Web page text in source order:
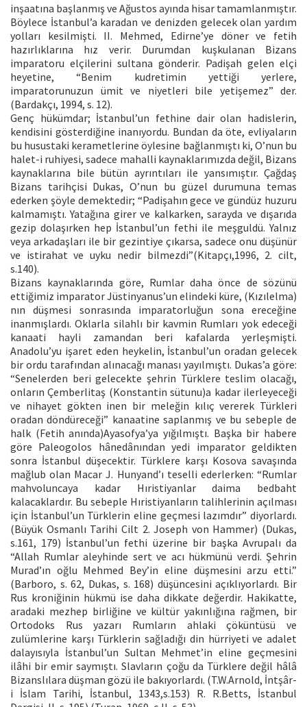
inşaatına başlanmış ve Ağustos ayında hisar tamamlanmıştır.
Böylece İstanbul’a karadan ve denizden gelecek olan yardım
yolları kesilmişti. II. Mehmed, Edirne’ye döner ve fetih
hazırlıklarına hız verir. Durumdan kuşkulanan Bizans
imparatoru elçilerini sultana gönderir. Padişah gelen elçi
heyetine, “Benim kudretimin yettiği yerlere,
imparatorunuzun ümit ve niyetleri bile yetişemez” der.
(Bardakçı, 1994, s. 12).
Genç hükümdar; İstanbul’un fethine dair olan hadislerin,
kendisini gösterdiğine inanıyordu. Bundan da öte, evliyaların
bu husustaki kerametlerine öylesine bağlanmıştı ki, O’nun bu
halet-i ruhiyesi, sadece mahalli kaynaklarımızda değil, Bizans
kaynaklarına bile bütün ayrıntıları ile yansımıştır. Çağdaş
Bizans tarihçisi Dukas, O’nun bu güzel durumuna temas
ederken şöyle demektedir; “Padişahın gece ve gündüz huzuru
kalmamıştı. Yatağına girer ve kalkarken, sarayda ve dışarıda
gezip dolaşırken hep İstanbul’un fethi ile meşguldü. Yalnız
veya arkadaşları ile bir gezintiye çıkarsa, sadece onu düşünür
ve istirahat ve uyku nedir bilmezdi”(Kitapçı,1996, 2. cilt,
s.140).
Bizans kaynaklarında göre, Rumlar daha önce de sözünü
ettiğimiz imparator Jüstinyanus’un elindeki küre, (Kızılelma)
nın düşmesi sonrasında imparatorluğun sona ereceğine
inanmışlardı. Oklarla silahlı bir kavmin Rumları yok edeceği
kanaati hayli zamandan beri kafalarda yerleşmişti.
Anadolu’yu işaret eden heykelin, İstanbul’un oradan gelecek
bir ordu tarafından alınacağı manası yayılmıştı. Dukas’a göre:
“Senelerden beri gelecekte şehrin Türklere teslim olacağı,
onların Çemberlitaş (Konstantin sütunu)a kadar ilerleyeceği
ve nihayet gökten inen bir meleğin kılıç vererek Türkleri
oradan döndüreceği” kanaatine saplanmış ve bu sebeple de
halk (Fetih anında)Ayasofya’ya yığılmıştı. Başka bir habere
göre Paleogolos hânedânından yedi imparator geldikten
sonra İstanbul düşecektir. Türklere karşı Kosova savaşında
mağlub olan Macar J. Hunyand’ı teselli ederlerken: “Rumlar
mahvoluncaya kadar Hıristiyanlar daima bedbaht
kalacaklardır. Bu sebeple Hıristiyanların talihlerinin açılması
için İstanbul’un Türklerin eline geçmesi lazımdır” diyorlardı.
(Büyük Osmanlı Tarihi Cilt 2. Joseph von Hammer) (Dukas,
s.161, 179) İstanbul’un fethi üzerine bir başka Avrupalı da
“Allah Rumlar aleyhinde sert ve acı hükmünü verdi. Şehrin
Murad’ın oğlu Mehmed Bey’in eline düşmesini arzu etti.”
(Barboro, s. 62, Dukas, s. 168) düşüncesini açıklıyorlardı. Bir
Rus kroniğinin hükmü ise daha dikkate değerdir. Hakikatte,
aradaki mezhep birliğine ve kültür yakınlığına rağmen, bir
Ortodoks Rus yazarı Rumların ahlaki çöküntüsü ve
zulümlerine karşı Türklerin sağladığı din hürriyeti ve adalet
dalayısıyla İstanbul’un Sultan Mehmet’in eline geçmesini
ilâhi bir emir saymıştı. Slavların çoğu da Türklere değil hâlâ
Bizanslılara düşman gözü ile bakıyorlardı. (T.W.Arnold, İntşâr-
i İslam Tarihi, İstanbul, 1343,s.153) R. R.Betts, İstanbul